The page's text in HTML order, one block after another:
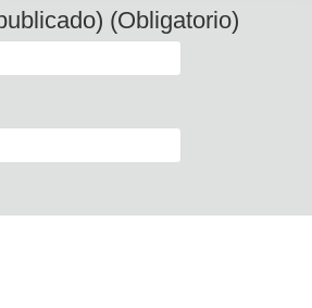
(Obligatorio)